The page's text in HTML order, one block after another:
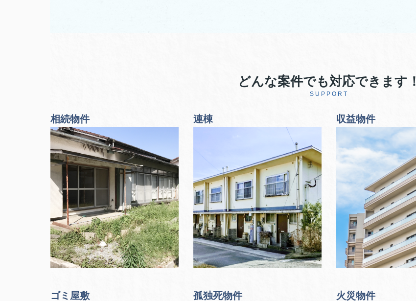
どんな案件でも対応できます！
SUPPORT
相続物件 連棟 収益物件
ゴミ屋敷 孤独死物件 火災物件